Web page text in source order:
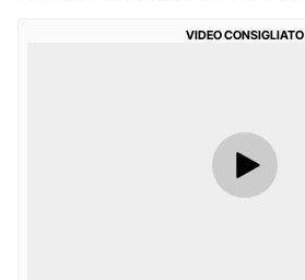
VIDEO CONSIGLIATO